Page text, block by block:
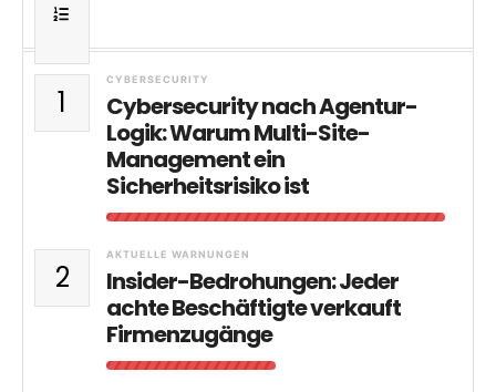
1
CYBERSECURITY
Cybersecurity nach Agentur-
Logik: Warum Multi-Site-
Management ein
Sicherheitsrisiko ist
2
AKTUELLE WARNUNGEN
Insider-Bedrohungen: Jeder
achte Beschäftigte verkauft
Firmenzugänge